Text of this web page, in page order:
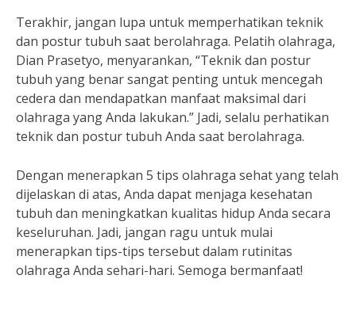
Terakhir, jangan lupa untuk memperhatikan teknik
dan postur tubuh saat berolahraga. Pelatih olahraga,
Dian Prasetyo, menyarankan, “Teknik dan postur
tubuh yang benar sangat penting untuk mencegah
cedera dan mendapatkan manfaat maksimal dari
olahraga yang Anda lakukan.” Jadi, selalu perhatikan
teknik dan postur tubuh Anda saat berolahraga.
Dengan menerapkan 5 tips olahraga sehat yang telah
dijelaskan di atas, Anda dapat menjaga kesehatan
tubuh dan meningkatkan kualitas hidup Anda secara
keseluruhan. Jadi, jangan ragu untuk mulai
menerapkan tips-tips tersebut dalam rutinitas
olahraga Anda sehari-hari. Semoga bermanfaat!